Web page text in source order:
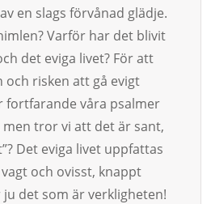
en slags förvånad glädje.
Varför har det blivit
det eviga livet? För att
risken att gå evigt
fortfarande våra psalmer
tror vi att det är sant,
Det eviga livet uppfattas
och ovisst, knappt
det som är verkligheten!